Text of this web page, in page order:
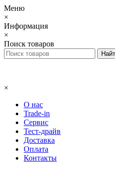
Меню
×
Информация
×
Поиск товаров
×
О нас
Trade-in
Сервис
Тест-драйв
Доставка
Оплата
Контакты